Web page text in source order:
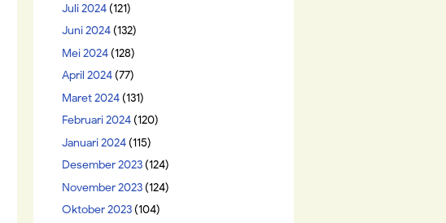
Juli 2024(121)
Juni 2024(132)
Mei 2024(128)
April 2024(77)
Maret 2024(131)
Februari 2024(120)
Januari 2024(115)
Desember 2023(124)
November 2023(124)
Oktober 2023(104)